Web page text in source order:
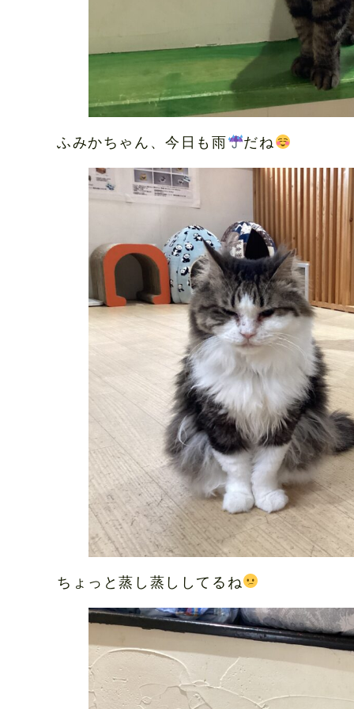
ふみかちゃん、今日も雨 だね
ちょっと蒸し蒸ししてるね